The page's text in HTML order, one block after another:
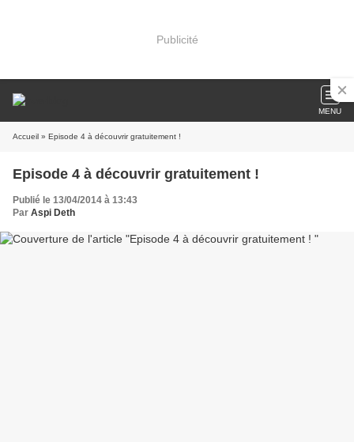
Publicité
MENU
Accueil » Episode 4 à découvrir gratuitement !
Episode 4 à découvrir gratuitement !
Publié le 13/04/2014 à 13:43
Par Aspi Deth